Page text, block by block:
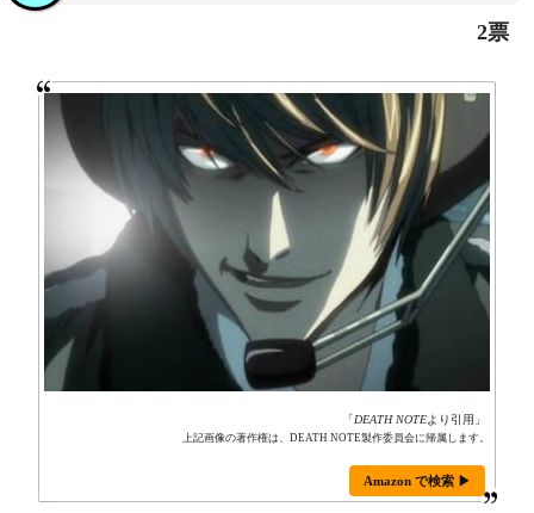
2票
「DEATH NOTEより引用」
上記画像の著作権は、DEATH NOTE製作委員会に帰属します。
Amazon で検索 ▶